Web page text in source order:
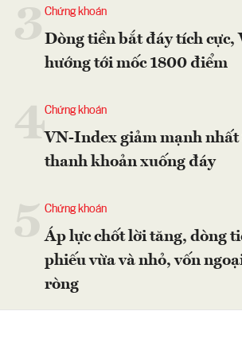
Chứng khoán
Dòng tiền bắt đáy tích cực,
hướng tới mốc 1800 điểm
4Chứng khoán
VN-Index giảm mạnh nhất
thanh khoản xuống đáy
Chứng khoán
Áp lực chốt lời tăng, dòng
phiếu vừa và nhỏ, vốn
ròng